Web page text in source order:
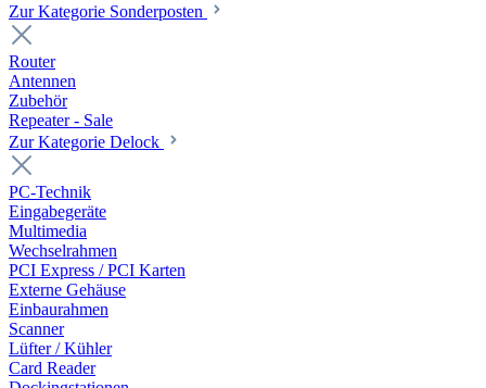
Zur Kategorie Sonderposten
Router
Antennen
Zubehör
Repeater - Sale
Zur Kategorie Delock
PC-Technik
Eingabegeräte
Multimedia
Wechselrahmen
PCI Express / PCI Karten
Externe Gehäuse
Einbaurahmen
Scanner
Lüfter / Kühler
Card Reader